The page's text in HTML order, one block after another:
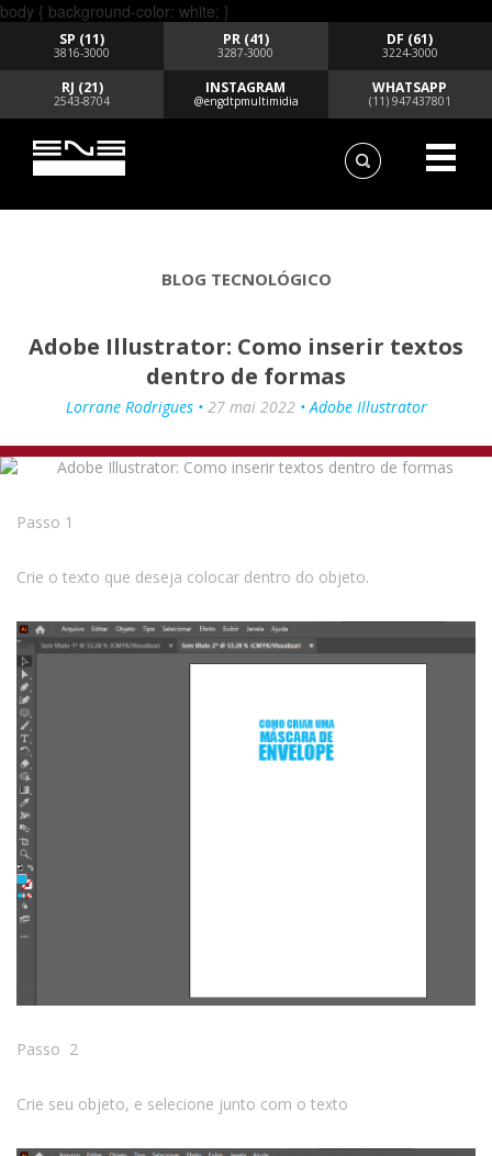
body { background-color: white; }
SP (11)
3816-3000
PR (41)
3287-3000
DF (61)
3224-3000
RJ (21)
2543-8704
INSTAGRAM
@engdtpmultimidia
WHATSAPP
(11) 947437801
BLOG TECNOLÓGICO
Adobe Illustrator: Como inserir textos
dentro de formas
Lorrane Rodrigues • 27 mai 2022• Adobe Illustrator
Passo 1
Crie o texto que deseja colocar dentro do objeto.
Passo 2
Crie seu objeto, e selecione junto com o texto